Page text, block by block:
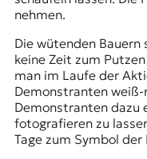
nehmen.
Die wütenden Bauern
keine Zeit zum
man im Laufe der
Demonstranten
Demonstranten dazu
fotografieren zu
Tage zum Symbol